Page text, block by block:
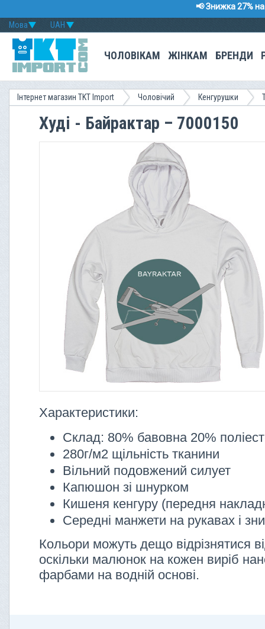
📢 Знижка 27%
UAH
Мова
ЧОЛОВІКАМ ЖІНКАМ БРЕНДИ
Інтернет магазин TKT Import Чоловічий Кенгурушки
Худі - Байрактар – 7000150
Характеристики:
Склад: 80% бавовна 20%
280г/м2 щільність тканини
Вільний подовжений силует
Капюшон зі шнурком
Кишеня кенгуру (передня
Середні манжети на рукавах і
Кольори можуть дещо відрізнятися
оскільки малюнок на кожен виріб
фарбами на водній основі.